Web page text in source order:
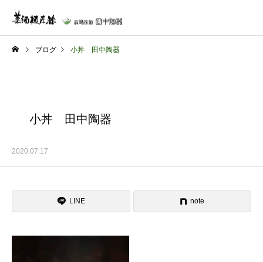
ブログ 小丼 田中陶器
小丼 田中陶器
2020.07.17
LINE note